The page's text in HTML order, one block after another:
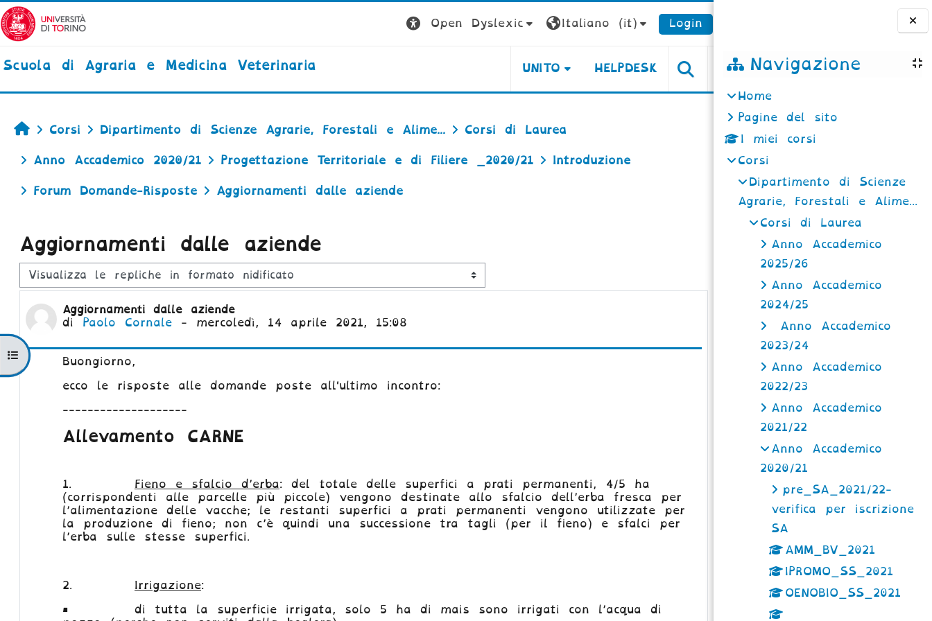
Vai al contenuto principale
Blocchi
Navigazione
Home
Pagine del sito
I miei corsi
Corsi
Dipartimento di Scienze
Agrarie, Forestali e Alime...
Corsi di Laurea
Anno Accademico
2025/26
Anno Accademico
2024/25
Anno Accademico
2023/24
Anno Accademico
2022/23
Anno Accademico
2021/22
Anno Accademico
2020/21
pre_SA_2021/22-
verifica per iscrizione
SA
AMM_BV_2021
IPROMO_SS_2021
OENOBIO_SS_2021
Open Dyslexic Italiano ‎(it)‎ Login
Scuola di Agraria e Medicina Veterinaria UNITO HELPDESK
Apri indice del corso
Home
Corsi Dipartimento di Scienze Agrarie, Forestali e Alime... Corsi di Laurea
Anno Accademico 2020/21 Progettazione Territoriale e di Filiere _2020/21 Introduzione
Forum Domande-Risposte Aggiornamenti dalle aziende
Aggiornamenti dalle aziende
Modalità visualizzazione
Aggiornamenti dalle aziende
di Paolo Cornale - mercoledì, 14 aprile 2021, 15:08
Numero di risposte: 0
Buongiorno,
ecco le risposte alle domande poste all'ultimo incontro:
--------------------
Allevamento CARNE
1. Fieno e sfalcio d’erba: del totale delle superfici a prati permanenti, 4/5 ha
(corrispondenti alle parcelle più piccole) vengono destinate allo sfalcio dell’erba fresca per
l’alimentazione delle vacche; le restanti superfici a prati permanenti vengono utilizzate per
la produzione di fieno; non c’è quindi una successione tra tagli (per il fieno) e sfalci per
l’erba sulle stesse superfici.
2. Irrigazione:
•
di tutta la superficie irrigata, solo 5 ha di mais sono irrigati con l’acqua di